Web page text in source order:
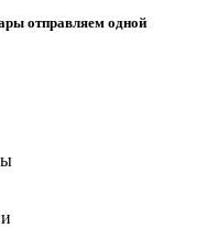
отправляем одной